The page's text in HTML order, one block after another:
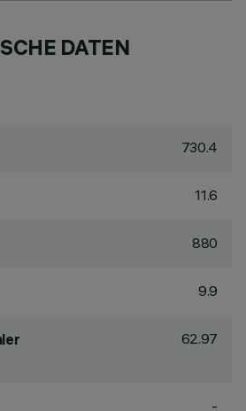
DATEN
730.4
11.6
880
9.9
62.97
-